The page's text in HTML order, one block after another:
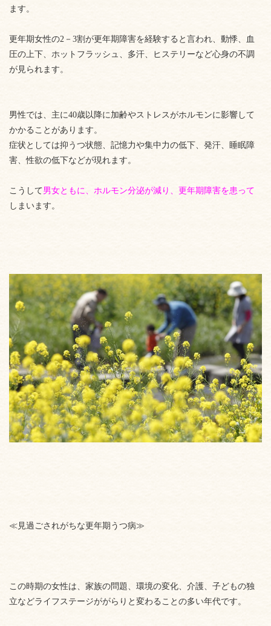
ます。
更年期女性の2－3割が更年期障害を経験すると言われ、動悸、血
圧の上下、ホットフラッシュ、多汗、ヒステリーなど心身の不調
が見られます。
男性では、主に40歳以降に加齢やストレスがホルモンに影響して
かかることがあります。
症状としては抑うつ状態、記憶力や集中力の低下、発汗、睡眠障
害、性欲の低下などが現れます。
こうして男女ともに、ホルモン分泌が減り、更年期障害を患って
しまいます。
≪見過ごされがちな更年期うつ病≫
この時期の女性は、家族の問題、環境の変化、介護、子どもの独
立などライフステージががらりと変わることの多い年代です。